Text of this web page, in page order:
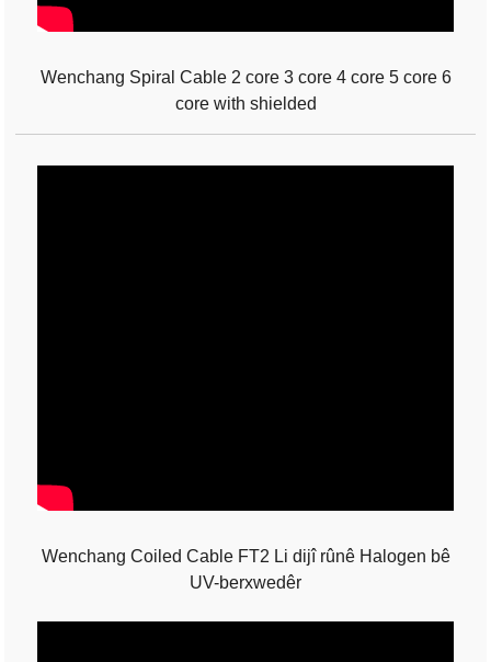
Wenchang Spiral Cable 2 core 3 core 4 core 5 core 6
core with shielded
Wenchang Coiled Cable FT2 Li dijî rûnê Halogen bê
UV-berxwedêr